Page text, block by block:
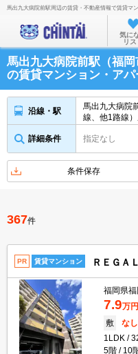
馬出九大病院前駅周辺の賃貸・不動産情報で賃貸マ
気に
リス
馬出九大病院前駅（福岡
の賃貸マンション・ア
沿線・駅
馬出九大病院
線、他1路線）
詳細条件 指定なし
条件保存
367件
PR 賃貸マンション ＲＥＧＡ
福岡県
7.9万円
敷
なし
1LDK
5階
10